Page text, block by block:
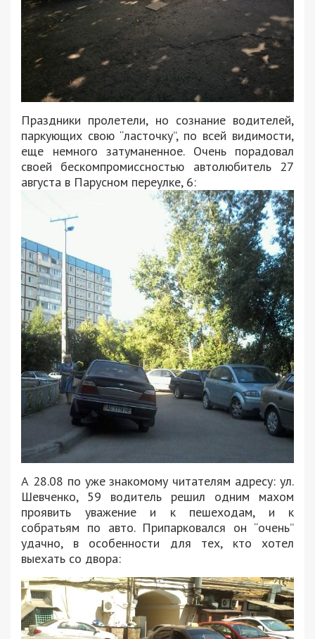
Праздники пролетели, но сознание водителей,
паркующих свою “ласточку”, по всей видимости,
еще немного затуманенное. Очень порадовал
своей бескомпромиссностью автолюбитель 27
августа в Парусном переулке, 6:
А 28.08 по уже знакомому читателям адресу: ул.
Шевченко, 59 водитель решил одним махом
проявить уважение и к пешеходам, и к
собратьям по авто. Припарковался он “очень”
удачно, в особенности для тех, кто хотел
выехать со двора: